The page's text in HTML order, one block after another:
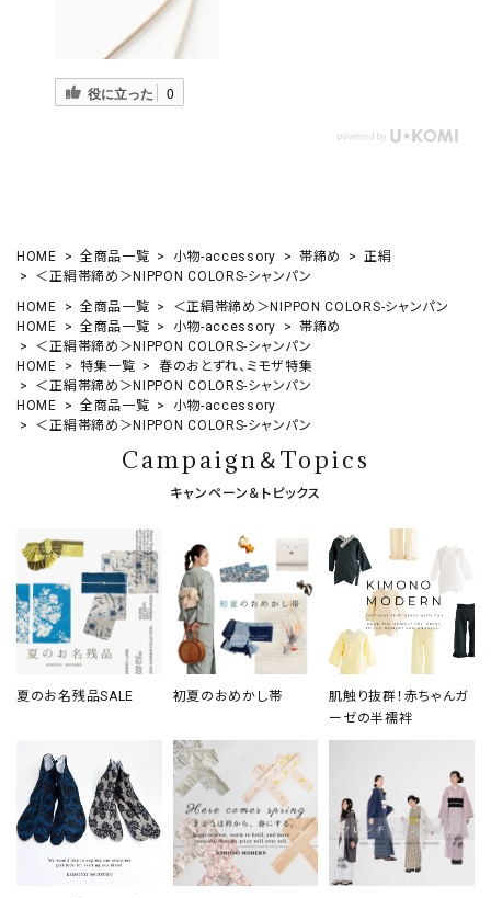
役に立った 0
HOME 全商品一覧 小物-accessory 帯締め
正絹
＜正絹帯締め＞NIPPON COLORS-シャンパン
HOME
全商品一覧
＜正絹帯締め＞NIPPON COLORS-シャンパン
HOME
全商品一覧 小物-accessory
帯締め
＜正絹帯締め＞NIPPON COLORS-シャンパン
HOME
特集一覧
春のおとずれ、ミモザ特集
＜正絹帯締め＞NIPPON COLORS-シャンパン
HOME
全商品一覧
小物-accessory
＜正絹帯締め＞NIPPON COLORS-シャンパン
Campaign＆Topics
キャンペーン＆トピックス
夏のお名残品SALE 初夏のおめかし帯
肌触り抜群！赤ちゃんガ
ーゼの半襦袢